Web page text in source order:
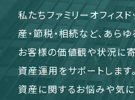
私たちファミリーオフィス
産・節税・相続など、あら
お客様の価値観や状況に
資産運用をサポートします。
資産に関するお悩みや気